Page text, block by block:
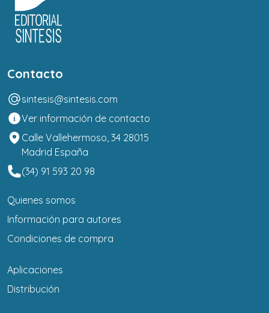
Contacto
sintesis@sintesis.com
Ver información de contacto
Calle Vallehermoso, 34 28015
Madrid España
(34) 91 593 20 98
Quienes somos
Información para autores
Condiciones de compra
Aplicaciones
Distribución